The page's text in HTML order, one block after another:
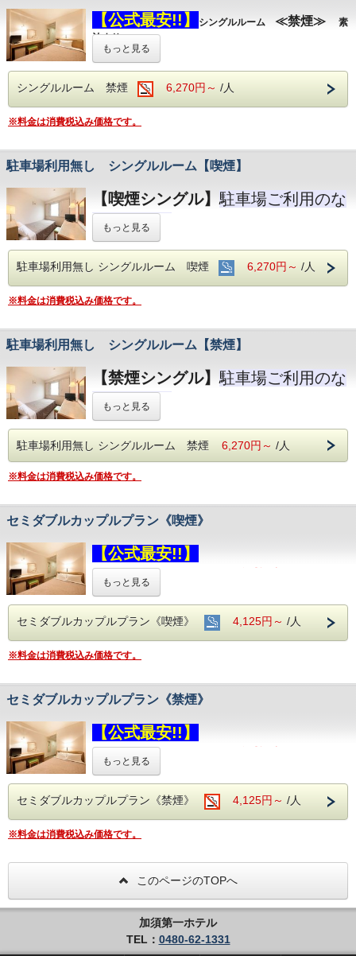
※駐車位置やお時間帯によりお車の鍵をお預
かりいたします、緊急車輛等が入庫する場合
ご移動させていただくこともございます、予
めご了承くださいませ
【駐車場】(※完全予約制
駐車場ご利用有無、台数の選択をお願い致し
ます
普通車以外のお車（トラック、バス等）は、
事前にお問い合わせ下さい
TEL：０４８０－６２－３９００ フロント24時間対応
【公式最安!!】 シングルルーム ≪禁煙≫
素
泊まり
【駐車場利用有り】
シングル全室セミダブルサイズのベットでご
ゆっくりお休み頂けます
☆全館Ｗｉ－Ｆｉ☆LANケーブル・ドライヤ
駐車場ご利用有無、台数の選択をお願い致し
ます
普通車以外のお車（トラック、バス等）は、
事前にお問い合わせ下さい
TEL：０４８０－６２－１３３１ フロント24時間対応
ホテル前駐車場の他に、真向い、斜向い徒歩
かりいたします、緊急車輛等が入庫する場合
ご移動させていただくこともございます、予
めご了承くださいませ
もっと見る
シングルルーム 禁煙 6,270円～ /人
※料金は消費税込み価格です。
駐車場利用無し シングルルーム【喫煙】
【喫煙シングル】 駐車場ご利用のな
いお客様へ
駐車場利用無しプランとなって
おります。
※お車でお越しの場合、ホテル駐車場のご用意はご
ります。
（徒歩６．７分 １日３００円前後 駐車料金お客
フロントにて地図をお渡しいたしますので、ご予約
に進んでいただき、お車の有無をご選択ください。
もっと見る
駐車場利用無し シングルルーム 喫煙 6,270円～ /人
※料金は消費税込み価格です。
駐車場利用無し シングルルーム【禁煙】
【禁煙シングル】 駐車場ご利用のな
いお客様へ
駐車場利用無しプランとなって
おります。
※お車でお越しの場合、ホテル駐車場のご用意はご
ります。
（徒歩６．７分 １日３００円前後 駐車料金お客
フロントにて地図をお渡しいたしますので、ご予約
に進んでいただき、お車の有無をご選択ください。
もっと見る
駐車場利用無し シングルルーム 禁煙 6,270円～ /人
※料金は消費税込み価格です。
セミダブルカップルプラン《喫煙》
【公式最安!!】
シングルルーム
でございます
お部屋はちょっと狭いけど・・・
ご夫婦など
お二人様で是非ご利用くださいませ！！
※最大人数２名様までとなりますので大人２名様・お
子様１名様の計３名様ではご利用いただけません、予
☆全館Ｗｉ－Ｆｉ☆LANケーブル・ドライヤ
ーは引き出しの中にございます
完全予約制
駐車場ご利用有無、台数の選択を
事前にお問い合わせ下さい
TEL：０４８０－６２－１３３１ フロント24時間対応
ホテル前駐車場の他に、真向い、斜向い徒歩
１分の駐車場もございます
もっと見る
セミダブルカップルプラン《喫煙》 4,125円～ /人
※料金は消費税込み価格です。
セミダブルカップルプラン《禁煙》
【公式最安!!】
シングルルーム
でございます
お部屋はちょっと狭いけど・・・
ご夫婦など
お二人様で
子様１名様の計３名様ではご利用いただけません、予
めご了承ください
☆全館Ｗｉ－Ｆｉ☆LANケーブル・ドライヤ
ーは引き出しの中にございます
もっと見る
セミダブルカップルプラン《禁煙》 4,125円～ /人
※料金は消費税込み価格です。
このページのTOPへ
加須第一ホテル
TEL： 0480-62-1331